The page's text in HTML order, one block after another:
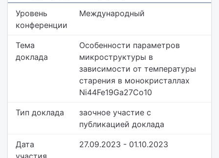
Уровень
конференции
Международный
Тема
доклада
Особенности параметров
микроструктуры в
зависимости от температуры
старения в монокристаллах
Ni44Fe19Ga27Co10
Тип доклада
заочное участие с
публикацией доклада
Дата
участия
27.09.2023 - 01.10.2023